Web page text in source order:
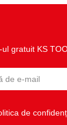
gratuit KS
de